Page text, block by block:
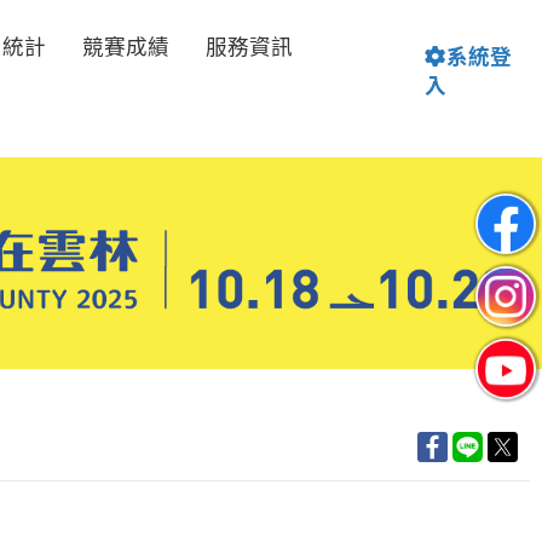
計 競賽成績 服務資訊
系統登
入